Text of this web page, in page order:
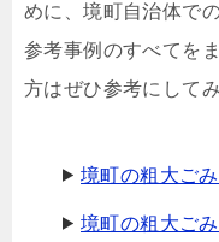
めに、境町自治体で
参考事例のすべてを
方はぜひ参考にして
境町の粗大ご
境町の粗大ご